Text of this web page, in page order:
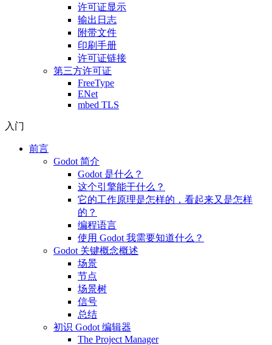
许可证显示
输出日志
附带文件
印刷手册
许可证链接
第三方许可证
FreeType
ENet
mbed TLS
入门
前言
Godot 简介
Godot 是什么？
这个引擎能干什么？
它的工作原理是怎样的，看起来又是怎样
的？
编程语言
使用 Godot 我需要知道什么？
Godot 关键概念概述
场景
节点
场景树
信号
总结
初识 Godot 编辑器
The Project Manager